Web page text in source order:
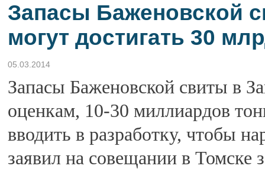
Запасы Баженовской
могут достигать 30
05.03.2014
Запасы Баженовской свиты в
оценкам, 10-30 миллиардов
вводить в разработку, чтобы
заявил на совещании в Томске